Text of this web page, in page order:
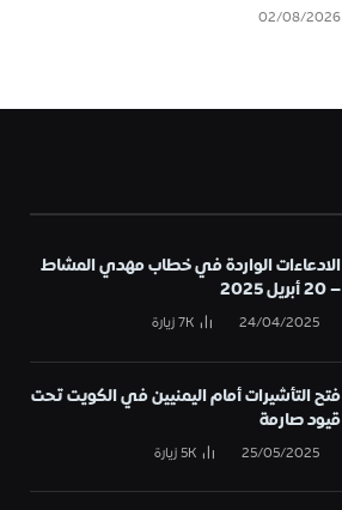
02/08/2026
الادعاءات الواردة في خطاب مهدي المشاط
– 20 أبريل 2025
24/04/2025
7Kزيارة
فتح التأشيرات أمام اليمنيين في الكويت تحت
قيود صارمة
25/05/2025
5Kزيارة